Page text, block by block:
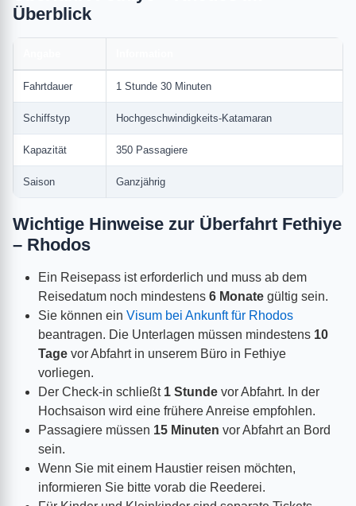
Überblick
Fahrtdauer 1 Stunde 30 Minuten
Schiffstyp Hochgeschwindigkeits-Katamaran
Kapazität 350 Passagiere
Saison Ganzjährig
Wichtige Hinweise zur Überfahrt Fethiye
– Rhodos
Ein Reisepass ist erforderlich und muss ab dem
Reisedatum noch mindestens 6 Monate gültig sein.
Sie können ein Visum bei Ankunft für Rhodos
beantragen. Die Unterlagen müssen mindestens 10
Tage vor Abfahrt in unserem Büro in Fethiye
vorliegen.
Der Check-in schließt 1 Stunde vor Abfahrt. In der
Hochsaison wird eine frühere Anreise empfohlen.
Passagiere müssen 15 Minuten vor Abfahrt an Bord
sein.
Wenn Sie mit einem Haustier reisen möchten,
informieren Sie bitte vorab die Reederei.